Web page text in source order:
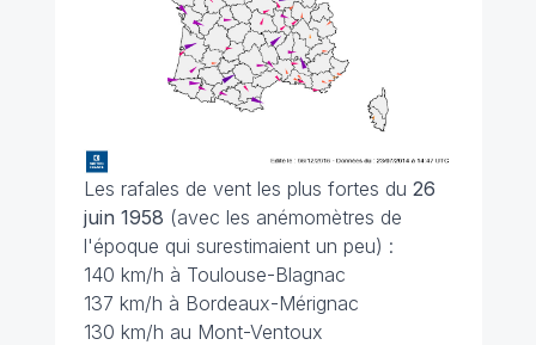
Les rafales de vent les plus fortes du 26
juin 1958 (avec les anémomètres de
l'époque qui surestimaient un peu) :
140 km/h à Toulouse-Blagnac
137 km/h à Bordeaux-Mérignac
130 km/h au Mont-Ventoux